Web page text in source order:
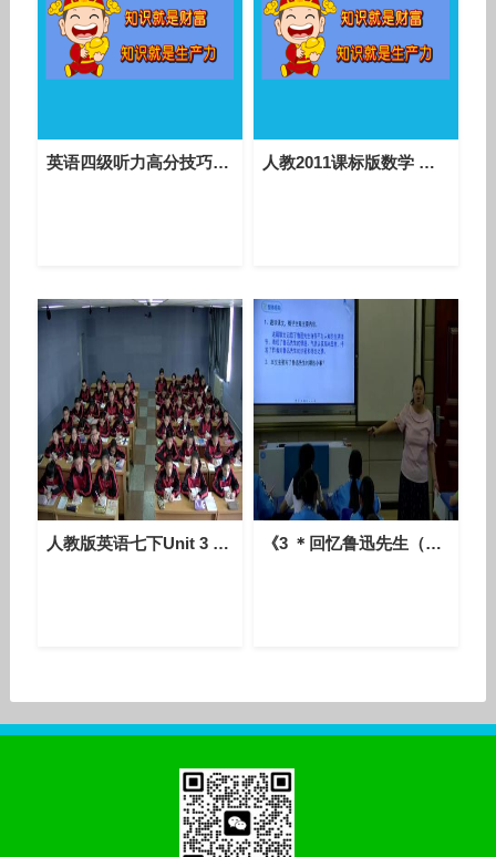
英语四级听力高分技巧（万伟）7 人教2011课标版数学 七上 第四章第一节第一课时《立体图形与平面图形》课堂教学视频-朱万权
人教版英语七下Unit 3 Section B（2a-2c）课堂视频实录（马彩燕） 《3 ＊回忆鲁迅先生（节选）》初中语文七年级下册